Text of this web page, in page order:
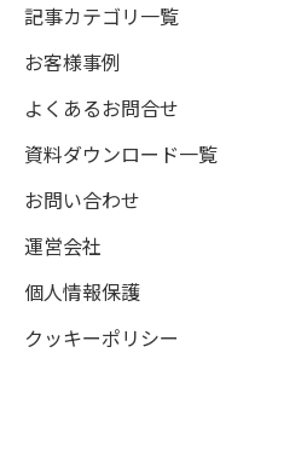
記事カテゴリ一覧
お客様事例
よくあるお問合せ
資料ダウンロード一覧
お問い合わせ
運営会社
個人情報保護
クッキーポリシー